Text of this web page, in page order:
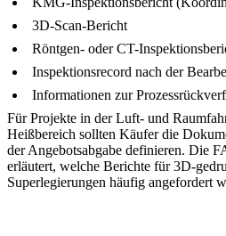
3D-Scan-Bericht
Röntgen- oder CT-
Inspektionsrecord nach der
Informationen zur
Für Projekte in der Luft- und
Heißbereich sollten Käufer die
der Angebotsabgabe definieren. Die
erläutert, welche Berichte für 3D-
Superlegierungen häufig angefordert